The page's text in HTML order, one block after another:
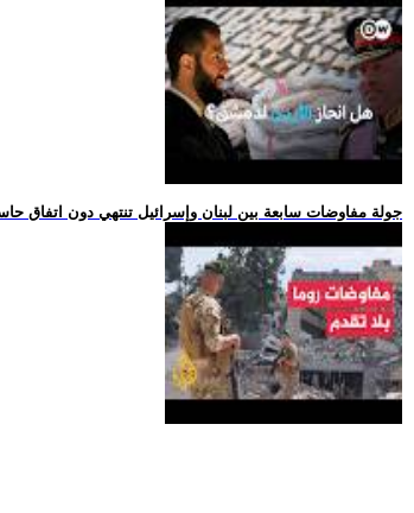
.. جولة مفاوضات سابعة بين لبنان وإسرائيل تنتهي دون اتفاق